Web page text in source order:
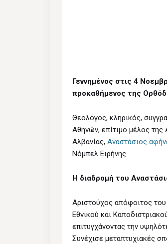
Γεννημένος στις 4
προκαθήμενος της
Θεολόγος, κληρικός,
Αθηνών, επίτιμο μέλος
Αλβανίας, Αναστάσιος
Νόμπελ Ειρήνης.
Η διαδρομή του
Αριστούχος απόφοιτος
Εθνικού και
επιτυγχάνοντας την
Συνέχισε μεταπτυχιακές